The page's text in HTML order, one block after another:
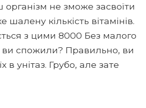
організм не зможе засвоїти
шалену кількість вітамінів.
з цими 8000 Без малого
ви спожили? Правильно, ви
в унітаз. Грубо, але зате